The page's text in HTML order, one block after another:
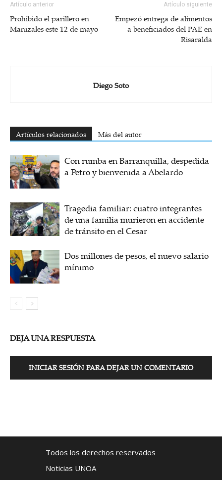
Artículo anterior
Prohibido el parillero en
Manizales este 12 de mayo
Artículo siguiente
Empezó entrega de alimentos
a beneficiados del PAE en
Risaralda
Diego Soto
Artículos relacionados Más del autor
Con rumba en Barranquilla, despedida
a Petro y bienvenida a Abelardo
Tragedia familiar: cuatro integrantes
de una familia murieron en accidente
de tránsito en el Cesar
Dos millones de pesos, el nuevo salario
mínimo
DEJA UNA RESPUESTA
INICIAR SESIÓN PARA DEJAR UN COMENTARIO
Todos los derechos reservados
Noticias UNOA